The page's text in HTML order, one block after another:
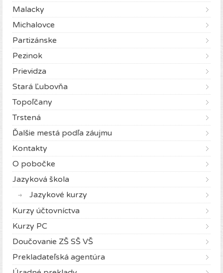
Malacky
Michalovce
Partizánske
Pezinok
Prievidza
Stará Ľubovňa
Topoľčany
Trstená
Ďalšie mestá podľa záujmu
Kontakty
O pobočke
Jazyková škola
Jazykové kurzy
Kurzy účtovníctva
Kurzy PC
Doučovanie ZŠ SŠ VŠ
Prekladateľská agentúra